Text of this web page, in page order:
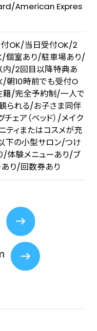
American Expres
OK/当日受付OK/2
個室あり/駐車場あり/
内/2回目以降特典あ
朝10時前でも受付O
籍/完全予約制/一人で
られる/お子さま同伴
ェア（ベッド）/メイク
ティまたはコスメが充
下の小型サロン/つけ
/体験メニューあり/ブ
あり/回数券あり